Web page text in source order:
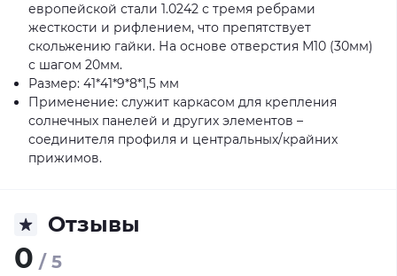
европейской стали 1.0242 с тремя ребрами
жесткости и рифлением, что препятствует
скольжению гайки. На основе отверстия М10 (30мм)
с шагом 20мм.
Размер: 41*41*9*8*1,5 мм
Применение: служит каркасом для крепления
солнечных панелей и других элементов –
соединителя профиля и центральных/крайних
прижимов.
Отзывы
0 / 5